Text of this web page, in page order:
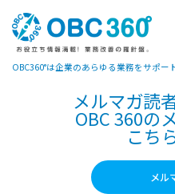
メルマガ読
OBC 360の
こち
メル